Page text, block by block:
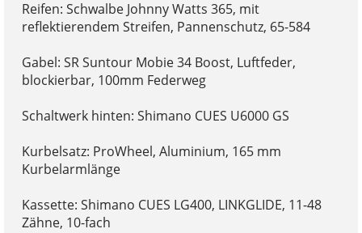
Reifen: Schwalbe Johnny Watts 365, mit
reflektierendem Streifen, Pannenschutz, 65-584
Gabel: SR Suntour Mobie 34 Boost, Luftfeder,
blockierbar, 100mm Federweg
Schaltwerk hinten: Shimano CUES U6000 GS
Kurbelsatz: ProWheel, Aluminium, 165 mm
Kurbelarmlänge
Kassette: Shimano CUES LG400, LINKGLIDE, 11-48
Zähne, 10-fach